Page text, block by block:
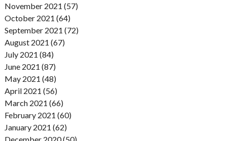
November 2021 (57)
October 2021 (64)
September 2021 (72)
August 2021 (67)
July 2021 (84)
June 2021 (87)
May 2021 (48)
April 2021 (56)
March 2021 (66)
February 2021 (60)
January 2021 (62)